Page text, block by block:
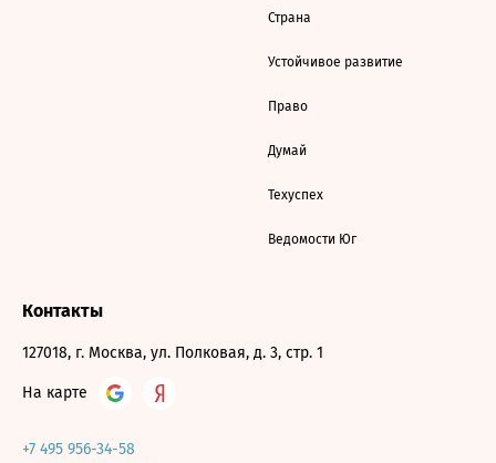
Страна
Устойчивое развитие
Право
Думай
Техуспех
Ведомости Юг
Контакты
127018, г. Москва, ул. Полковая, д. 3, стр. 1
На карте
+7 495 956-34-58